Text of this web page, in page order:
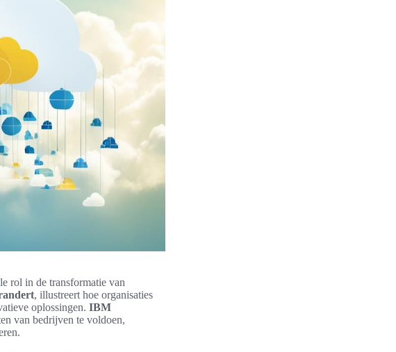
rol in de transformatie van
, illustreert hoe organisaties
oplossingen. IBM
van bedrijven te voldoen,